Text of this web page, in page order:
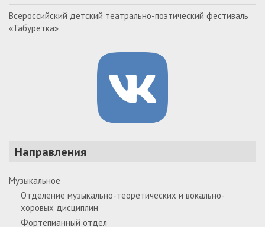
Всероссийский детский театрально-поэтический фестиваль
«Табуретка»
Направления
Музыкальное
Отделение музыкально-теоретических и вокально-
хоровых дисциплин
Фортепианный отдел